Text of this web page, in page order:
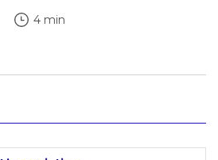
4 min